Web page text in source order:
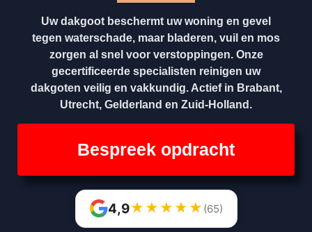
Uw dakgoot beschermt uw woning en gevel
tegen waterschade, maar bladeren, vuil en mos
zorgen al snel voor verstoppingen. Onze
gecertificeerde specialisten reinigen uw
dakgoten veilig en vakkundig. Actief in Brabant,
Utrecht, Gelderland en Zuid-Holland.
Bespreek opdracht
4,9★ ★ ★ ★ ★ (65)